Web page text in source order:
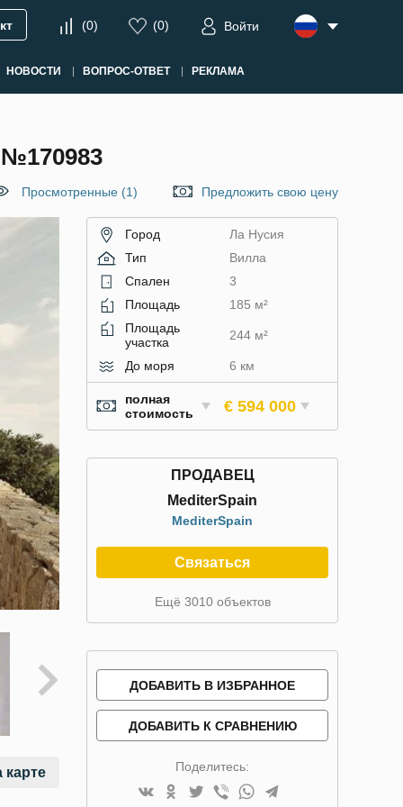
(0) (0) Войти
НОВОСТИ ВОПРОС-ОТВЕТ РЕКЛАМА
Просмотренные (1) Предложить свою цену
карте
Город
Ла Нусия
Тип
Вилла
Спален
3
Площадь
185 м²
Площадь
участка
244 м²
До моря 6 км
полная
стоимость
€ 594 000
ПРОДАВЕЦ
MediterSpain
MediterSpain
Связаться
Ещё 3010 объектов
ДОБАВИТЬ В ИЗБРАННОЕ
ДОБАВИТЬ К СРАВНЕНИЮ
Поделитесь: